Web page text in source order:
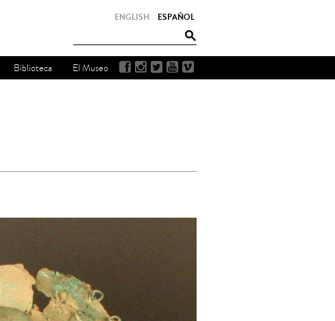
ESPAÑOL
ENGLISH
Biblioteca El Museo